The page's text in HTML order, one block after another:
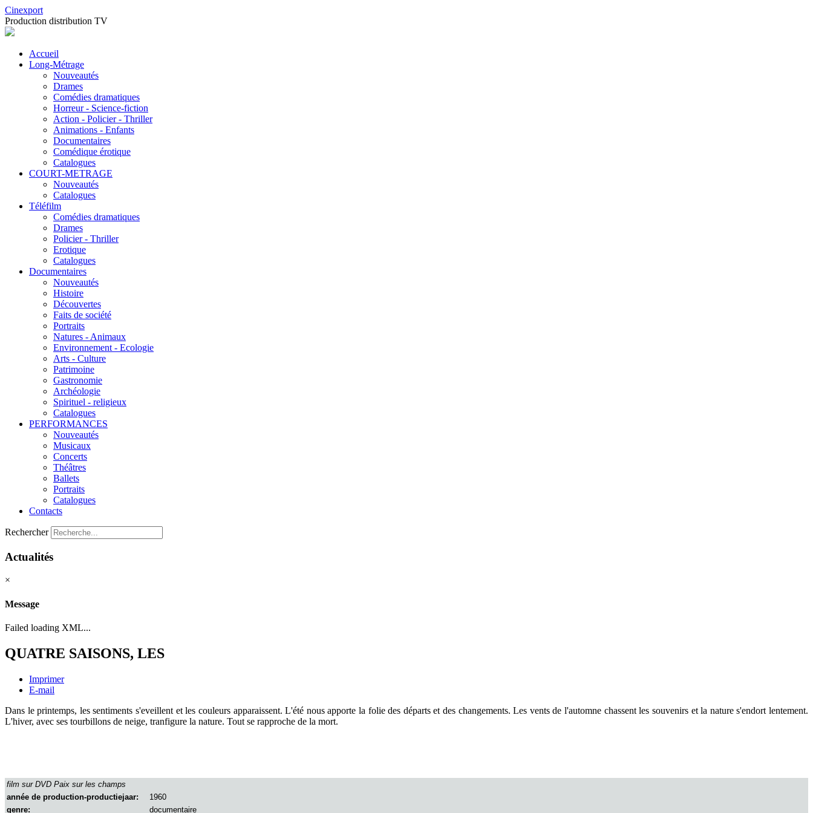
Cinexport
Production distribution TV
Accueil
Long-Métrage
Nouveautés
Drames
Comédies dramatiques
Horreur - Science-fiction
Action - Policier - Thriller
Animations - Enfants
Documentaires
Comédique érotique
Catalogues
COURT-METRAGE
Nouveautés
Catalogues
Téléfilm
Comédies dramatiques
Drames
Policier - Thriller
Erotique
Catalogues
Documentaires
Nouveautés
Histoire
Découvertes
Faits de société
Portraits
Natures - Animaux
Environnement - Ecologie
Arts - Culture
Patrimoine
Gastronomie
Archéologie
Spirituel - religieux
Catalogues
PERFORMANCES
Nouveautés
Musicaux
Concerts
Théâtres
Ballets
Portraits
Catalogues
Contacts
Rechercher
Actualités
×
Message
Failed loading XML...
QUATRE SAISONS, LES
Imprimer
E-mail
Dans le printemps, les sentiments s'eveillent et les couleurs apparaissent. L'été nous apporte la folie des départs et des changements. Les vents de l'automne chassent les souvenirs et la nature s'endort lentement.
L'hiver, avec ses tourbillons de neige, tranfigure la nature. Tout se rapproche de la mort.
film sur DVD Paix sur les champs
année de production-productiejaar:
1960
genre:
documentaire